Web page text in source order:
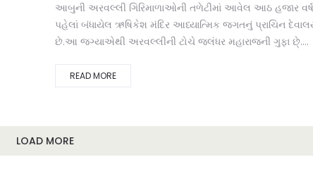
આબુની અરવલ્લી ગિરિમાળાઓની તળેટીમાં આવેલ આઠ હજાર
પહેલાં બંધાયેલ ઋષિકેશ મંદિર આધ્યાત્મિક જગતનું પ્રાચિન
છે.આ જગ્યાએથી અરવલ્લીની ટોચે જલંધર મહારાજની ગુફા છે્....
READ MORE
LOAD MORE